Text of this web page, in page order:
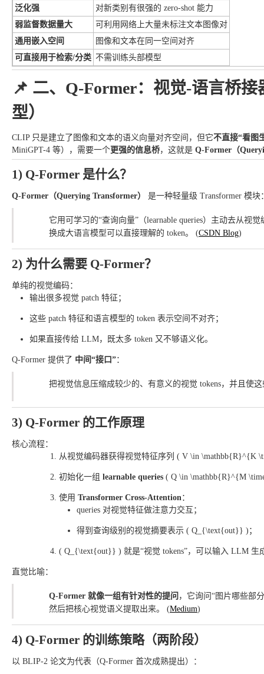
泛化强
对新类别有很强的 zero-shot 能力
弱监督数据量大
可利用网络上大量未标注文本图像对
通用嵌入空间
图像和文本在同一空间对齐
可直接用于检索/分类 不需训练头部模型
📌 二、Q-Former：视觉-语言桥
型）
CLIP 只是建立了图像和文本的语义向量对齐空间，但它不直接“看图
MiniGPT-4 等），需要一个更强的信息桥，这就是 Q-Former（
1) Q-Former 是什么？
Q-Former（Querying Transformer） 是一种轻量级 Transformer 模块
它用可学习的“查询向量”（learnable queries）主动去从视
换成大语言模型可以直接理解的 token。 (CSDN Blog)
2) 为什么需要 Q-Former？
单纯的视觉编码：
输出很多视觉 patch 特征；
这些 patch 特征和语言模型的 token 表示空间不对齐；
如果直接传给 LLM，既太多 token 又不够语义化。
Q-Former 提供了 中间“接口”：
把视觉信息压缩成较少的、有意义的视觉 tokens，并且使
3) Q-Former 的工作原理
核心流程：
从视觉编码器获得视觉特征序列 ( V \in \mathbb{R}^{K
初始化一组 learnable queries ( Q \in \mathbb{R}^{M
使用 Transformer Cross-Attention ：
queries 对视觉特征做注意力交互；
得到查询级别的视觉摘要表示 ( Q_{\text{out}} )；
( Q_{\text{out}} ) 就是“视觉 tokens”，可以输入 LLM 生
直觉比喻：
Q-Former 就像一组有针对性的提问 ，它询问“图片哪些部
然后把核心视觉语义提取出来。 (Medium)
4) Q-Former 的训练策略（两阶段）
以 BLIP-2 论文为代表（Q-Former 首次成熟提出）：